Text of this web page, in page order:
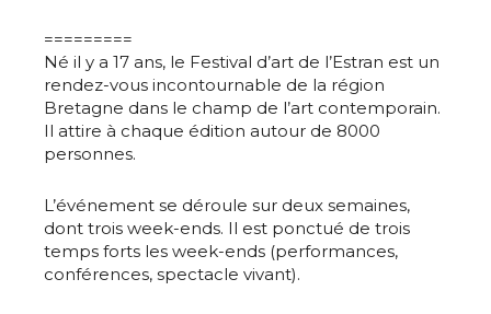
=========
Né il y a 17 ans, le Festival d’art de l’Estran est un
rendez-vous incontournable de la région
Bretagne dans le champ de l’art contemporain.
Il attire à chaque édition autour de 8000
personnes.
L’événement se déroule sur deux semaines,
dont trois week-ends. Il est ponctué de trois
temps forts les week-ends (performances,
conférences, spectacle vivant).